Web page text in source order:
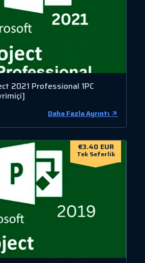
2021 Professional 1PC
Daha Fazla Ayrıntı
€3.40 EUR
Tek Seferlik